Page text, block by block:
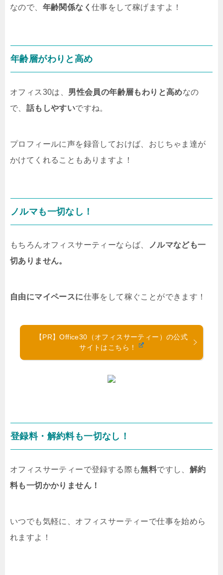
なので、 年齢関係なく仕事をして稼げますよ！
年齢層がわりと高め
オフィス30は、 男性会員の年齢層もわりと高めなの
で、 話もしやすいですね。
プロフィールに声を録音しておけば、おじちゃま達が
かけてくれることもありますよ！
ノルマも一切なし！
もちろんオフィスサーティーならば、
ノルマなども一
切ありません。
自由にマイペースに仕事をして稼ぐことができます！
【PR】Office30（オフィスサーティー）の公式
サイトはこちら！
登録料・解約料も一切なし！
オフィスサーティーで登録する際も無料ですし、 解約
料も一切かかりません！
いつでも気軽に、オフィスサーティーで仕事を始めら
れますよ！